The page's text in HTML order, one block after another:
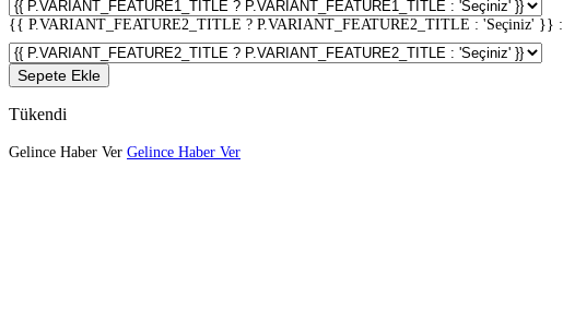
{{ P.VARIANT_FEATURE2_TITLE ? P.VARIANT_FEATURE2_TITLE : 'Seçiniz' }} :
Sepete Ekle
Tükendi
Gelince Haber Ver Gelince Haber Ver